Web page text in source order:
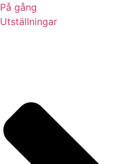
På gång
Utställningar